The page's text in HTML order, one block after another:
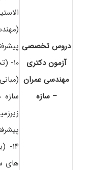
دروس تخصصی
آزمون دکتری
مهندسی عمران
– سازه
۱۴-